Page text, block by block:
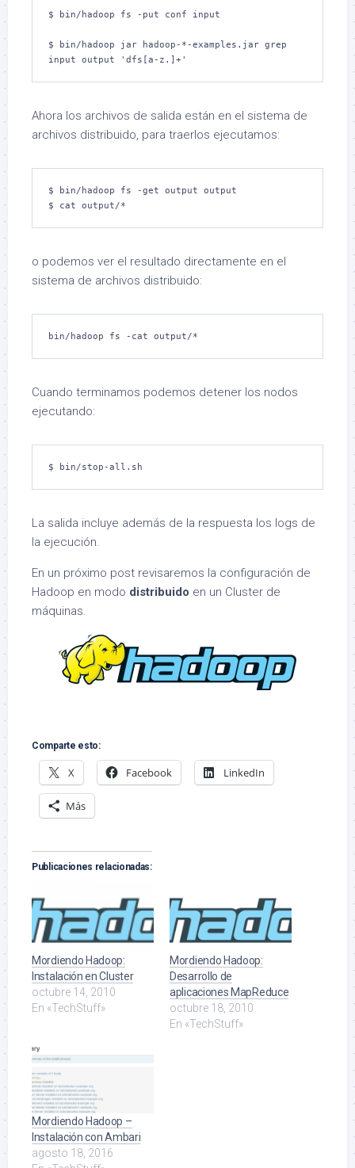
$ bin/hadoop fs -put conf input
$ bin/hadoop jar hadoop-*-examples.jar grep
input output 'dfs[a-z.]+'
Ahora los archivos de salida están en el sistema de
archivos distribuido, para traerlos ejecutamos:
$ bin/hadoop fs -get output output
$ cat output/*
o podemos ver el resultado directamente en el
sistema de archivos distribuido:
bin/hadoop fs -cat output/*
Cuando terminamos podemos detener los nodos
ejecutando:
$ bin/stop-all.sh
La salida incluye además de la respuesta los logs de
la ejecución.
En un próximo post revisaremos la configuración de
Hadoop en modo distribuido en un Cluster de
máquinas.
Comparte esto:
X Facebook LinkedIn
Más
Publicaciones relacionadas:
Mordiendo Hadoop:
Instalación en Cluster
octubre 14, 2010
En «TechStuff»
Mordiendo Hadoop:
Desarrollo de
aplicaciones MapReduce
octubre 18, 2010
En «TechStuff»
Mordiendo Hadoop –
Instalación con Ambari
agosto 18, 2016